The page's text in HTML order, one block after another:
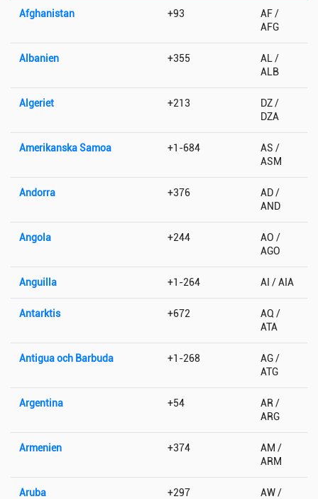
Afghanistan +93
AF /
AFG
Albanien +355
AL /
ALB
Algeriet +213
DZ /
DZA
Amerikanska Samoa +1-684
AS /
ASM
Andorra +376
AD /
AND
Angola +244
AO /
AGO
Anguilla +1-264 AI / AIA
Antarktis +672
AQ /
ATA
Antigua och Barbuda +1-268
AG /
ATG
Argentina +54
AR /
ARG
Armenien +374
AM /
ARM
Aruba +297
AW /